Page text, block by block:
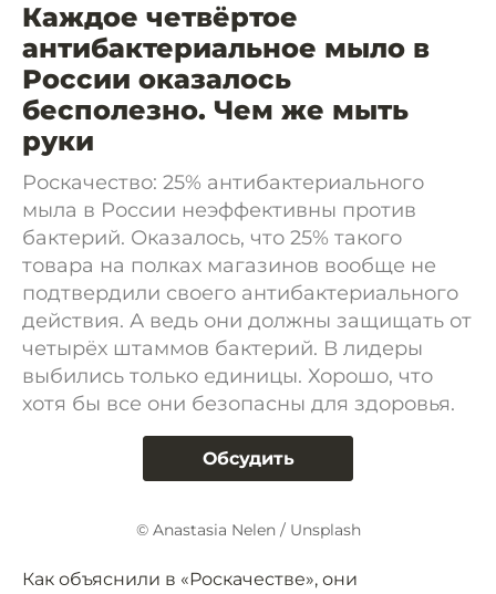
Каждое четвёртое
антибактериальное мыло в
России оказалось
бесполезно. Чем же мыть
руки
Роскачество: 25% антибактериального
мыла в России неэффективны против
бактерий. Оказалось, что 25% такого
товара на полках магазинов вообще не
подтвердили своего антибактериального
действия. А ведь они должны защищать от
четырёх штаммов бактерий. В лидеры
выбились только единицы. Хорошо, что
хотя бы все они безопасны для здоровья.
Обсудить
© Anastasia Nelen / Unsplash
Как объяснили в «Роскачестве», они